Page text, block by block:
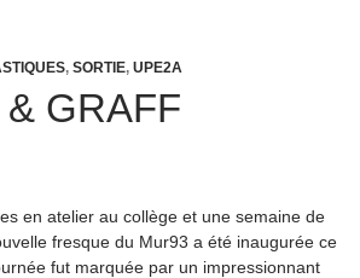
, SORTIE, UPE2A
GRAFF
en atelier au collège et une semaine de
fresque du Mur93 a été inaugurée ce
fut marquée par un impressionnant